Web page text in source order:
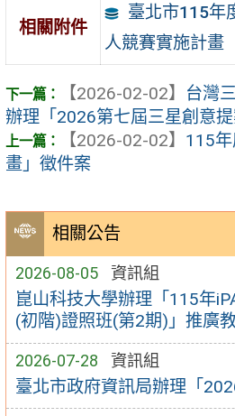
相關公告
2026-08-05 資訊組
崑山科技大學辦理「115年
(初階)證照班(第2期)」推廣
2026-07-28 資訊組
臺北市政府資訊局辦理「
相關附件
臺北市115年
人競賽實施計畫
【2026-02-02】 台灣
辦理「2026第七屆三星創意提
【2026-02-02】 115
畫」徵件案